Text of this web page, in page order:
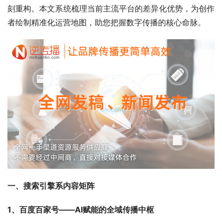
刻重构。本文系统梳理当前主流平台的差异化优势，为创作
者绘制精准化运营地图，助您把握数字传播的核心命脉。
一、搜索引擎系内容矩阵
1、百度百家号——AI赋能的全域传播中枢